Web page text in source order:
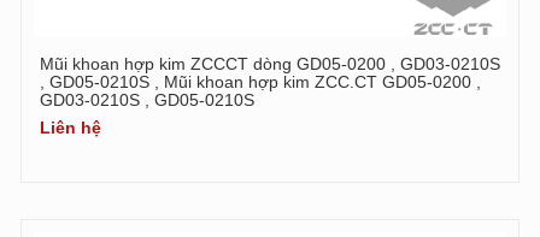
Mũi khoan hợp kim ZCCCT dòng GD05-0200 , GD03-0210S
, GD05-0210S , Mũi khoan hợp kim ZCC.CT GD05-0200 ,
GD03-0210S , GD05-0210S
Liên hệ